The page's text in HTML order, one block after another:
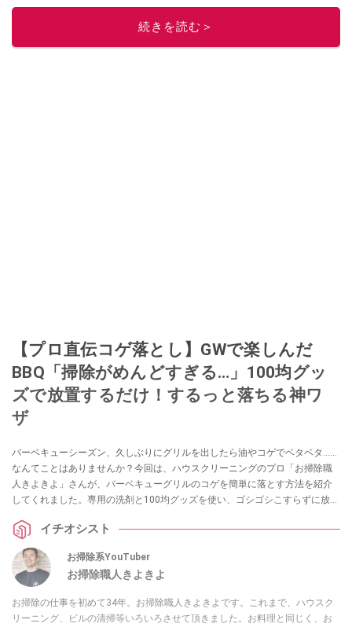
このイチオシストの他の記事を読む
続きを読む＞
【プロ直伝コゲ落とし】GWで楽しんだ
BBQ「掃除がめんどすぎる…」100均グッ
ズで放置するだけ！するっと落ちる神ワ
ザ
バーベキューシーズン、久しぶりにグリルを出したら油やコゲでベタベタ……
なんてことはありませんか？今回は、ハウスクリーニングのプロ「お掃除職
人きよきよ」さんが、バーベキューグリルのコゲを簡単に落とす方法を紹介
してくれました。専用の洗剤と100均グッズを使い、ゴシゴシこすらずに放置
悩みの方は必見です！
イチオシスト
お掃除系YouTuber
お掃除職人きよきよ
お掃除の仕事を初めて34年。お掃除職人きよきよです。これまで、ハウスク
リーニング、ビルの清掃等いろいろさせて頂きました。お料理と同じく、お